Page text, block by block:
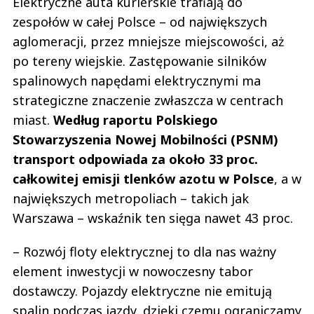
mięsne 2100. Dobrego premia absencyjna 150. Takie to ekstremalne
więcej ale to i tak marne grosze.
Była kasjerka
3
0
Szczecinianka
09.01.2018 / 18:20
This comment was minimized by the moderator on the site
wakaty a za tak marne pieniądze nikt nowy się nie znajduje. Przykre jest że
odchodzą pracownicy z...
albo mniej ,bo zabiera się wszystkie premie. Na wszystkich sklepach są
zespołów w całej Polsce – od największych
aglomeracji, przez mniejsze miejscowości, aż
po tereny wiejskie. Zastępowanie silników
spalinowych napędami elektrycznymi ma
strategiczne znaczenie zwłaszcza w centrach
miast. Według raportu Polskiego
Stowarzyszenia Nowej Mobilności (PSNM)
transport odpowiada za około 33 proc.
całkowitej emisji tlenków azotu w Polsce, a w
największych metropoliach – takich jak
Warszawa – wskaźnik ten sięga nawet 43 proc.
– Rozwój floty elektrycznej to dla nas ważny
element inwestycji w nowoczesny tabor
dostawczy. Pojazdy elektryczne nie emitują
spalin podczas jazdy, dzięki czemu ograniczamy